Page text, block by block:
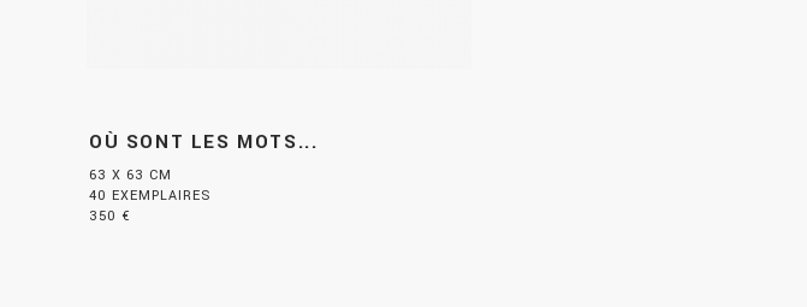
OÙ SONT LES MOTS...
63 X 63 CM
40 EXEMPLAIRES
350 €